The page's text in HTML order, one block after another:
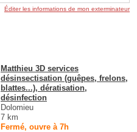
Éditer les informations de mon exterminateur
Matthieu 3D services
désinsectisation (guêpes, frelons,
blattes...), dératisation,
désinfection
Dolomieu
7 km
Fermé, ouvre à 7h